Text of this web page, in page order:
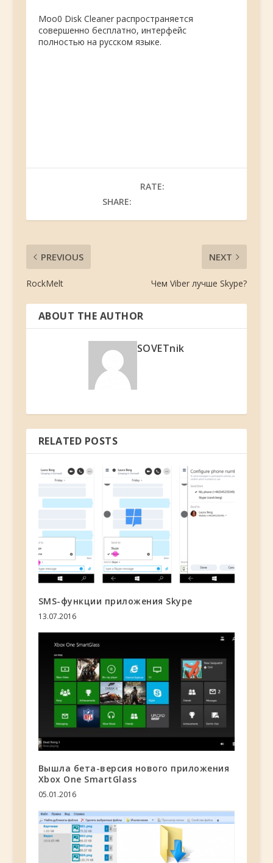
Moo0 Disk Cleaner распространяется
совершенно бесплатно, интерфейс
полностью на русском языке.
SHARE:
RATE:
PREVIOUS
RockMelt
NEXT
Чем Viber лучше Skype?
ABOUT THE AUTHOR
SOVETnik
RELATED POSTS
SMS-функции приложения Skype
13.07.2016
Вышла бета-версия нового приложения
Xbox One SmartGlass
05.01.2016